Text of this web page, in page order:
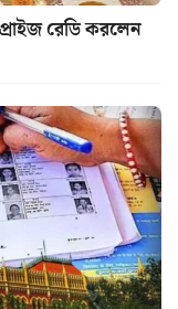
রেডি করলেন